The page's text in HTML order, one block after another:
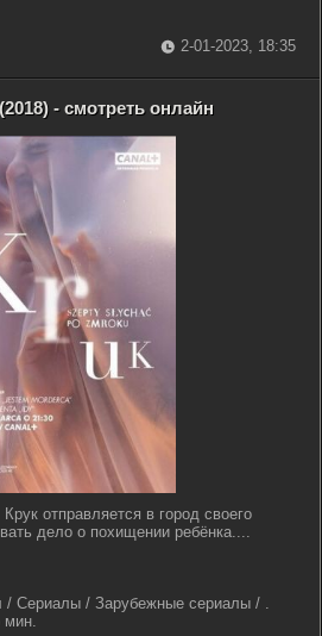
2-01-2023, 18:35
- смотреть онлайн
отправляется в город своего
дело о похищении ребёнка....
Сериалы / Зарубежные сериалы / .
мин.